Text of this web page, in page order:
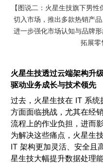
【图说二：火星生技旗下男
切入市场，推出多款热销产
进一步强化市场认知与品牌
拓展零
火星生技透过云端架构升
驱动业务成长与技术领先
过去，火星生技在 IT 系
方面面临挑战，尤其在经
流程上的作业负担，进而
为解决这些痛点，火星生
IT 架构更加灵活、安全且
星生技大幅提升数据处理